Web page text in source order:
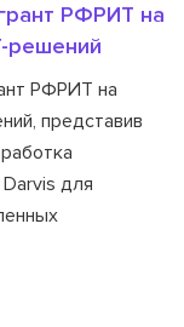
РФРИТ на
решений
РФРИТ на
представив
для